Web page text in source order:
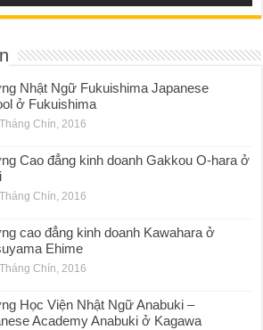
Nhật Ngữ Fukuishima Japanese
ở Fukuishima
Chín, 2016
Cao đẳng kinh doanh Gakkou O-hara ở
Chín, 2016
cao đẳng kinh doanh Kawahara ở
Ehime
Chín, 2016
Học Viện Nhật Ngữ Anabuki –
Academy Anabuki ở Kagawa